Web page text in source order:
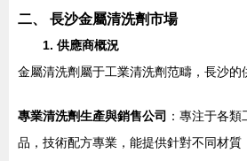
二、 長沙金屬清洗劑市場
1. 供應商概況
金屬清洗劑屬于工業清洗劑范疇，長沙的
專業清洗劑生產與銷售公司 ：專注于各
品，技術配方專業，能提供針對不同材質